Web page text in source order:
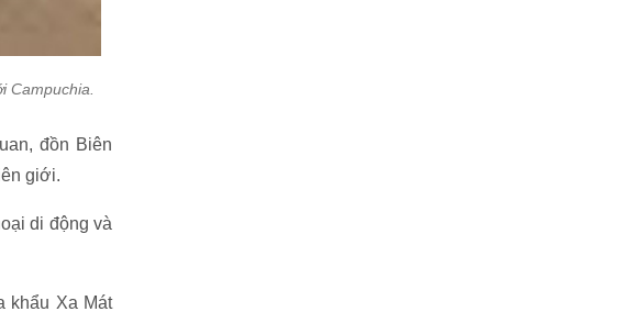
Campuchia.
đồn Biên
giới.
di động và
khẩu Xa Mát